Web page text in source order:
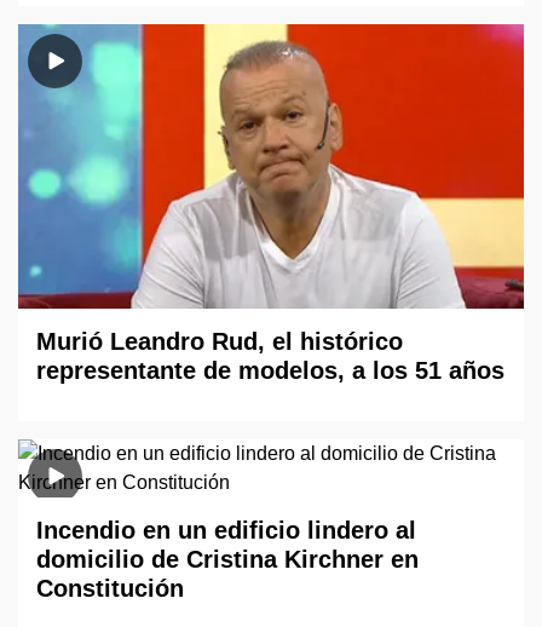
Murió Leandro Rud, el histórico
representante de modelos, a los 51 años
Incendio en un edificio lindero al
domicilio de Cristina Kirchner en
Constitución